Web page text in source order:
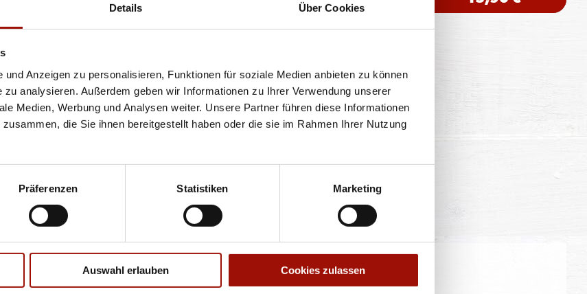
Details Über Cookies
Anzeigen zu personalisieren, Funktionen für soziale Medien anbieten zu können
zu analysieren. Außerdem geben wir Informationen zu Ihrer Verwendung unserer
Medien, Werbung und Analysen weiter. Unsere Partner führen diese Informationen
die Sie ihnen bereitgestellt haben oder die sie im Rahmen Ihrer Nutzung
Präferenzen Statistiken Marketing
Auswahl erlauben Cookies zulassen
Bun, Homestyle Burger (125g) - 100% Rind,
Röstzwiebeln, Lollo Bionda...mehr
9,90 € 12,90 €
bspw. der Pizzen sind circa-Angaben und können durch die Zubereitung geringfügig variieren.
Wir liefern innerhalb von ca. 30 Minuten.